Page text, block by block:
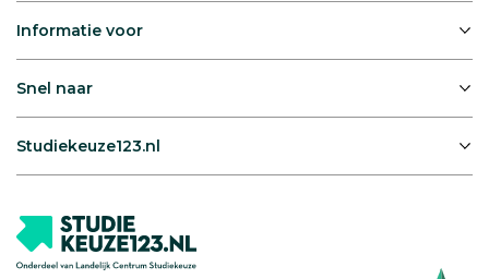
Informatie voor
Snel naar
Studiekeuze123.nl